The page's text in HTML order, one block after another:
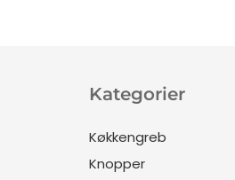
Kategorier
Køkkengreb
Knopper